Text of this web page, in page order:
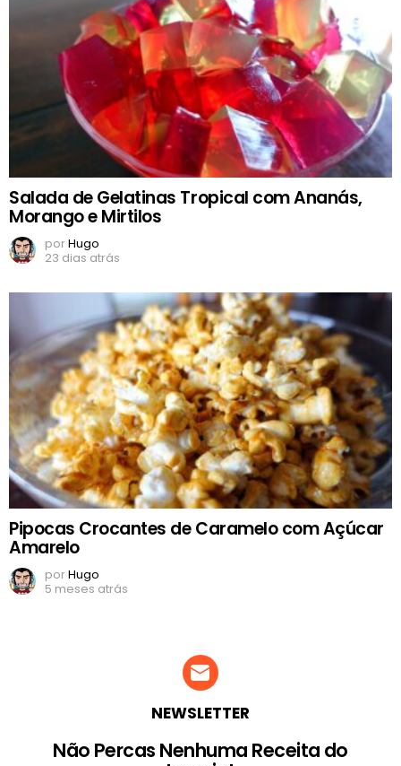
Salada de Gelatinas Tropical com Ananás,
Morango e Mirtilos
porHugo
23 dias atrás
Pipocas Crocantes de Caramelo com Açúcar
Amarelo
porHugo
5 meses atrás
NEWSLETTER
Não Percas Nenhuma Receita do